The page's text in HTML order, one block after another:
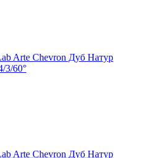
Arte Chevron Дуб Натур
3/60°
Arte Chevron Дуб Натур